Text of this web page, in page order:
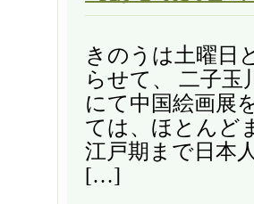
きのうは土曜日
らせて、 二子玉
にて中国絵画展
ては、ほとんど
江戸期まで日本
[…]